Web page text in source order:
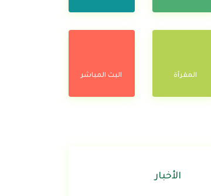
المقرآة البث المباشر
الأخبار